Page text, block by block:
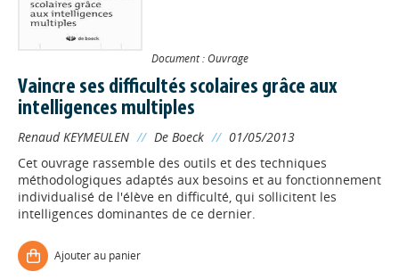
Document : Ouvrage
Vaincre ses difficultés scolaires grâce aux
intelligences multiples
Renaud KEYMEULEN // De Boeck // 01/05/2013
Cet ouvrage rassemble des outils et des techniques
méthodologiques adaptés aux besoins et au fonctionnement
individualisé de l'élève en difficulté, qui sollicitent les
intelligences dominantes de ce dernier.
Ajouter au panier